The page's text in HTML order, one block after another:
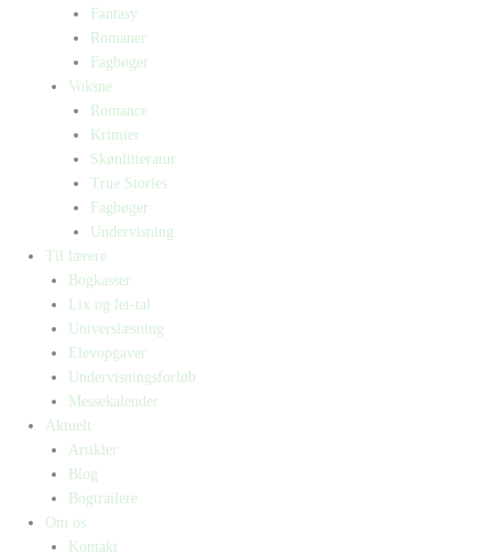
Fantasy
Romaner
Fagbøger
Voksne
Romance
Krimier
Skønlitteratur
True Stories
Fagbøger
Undervisning
Til lærere
Bogkasser
Lix og let-tal
Universlæsning
Elevopgaver
Undervisningsforløb
Messekalender
Aktuelt
Artikler
Blog
Bogtrailere
Om os
Kontakt